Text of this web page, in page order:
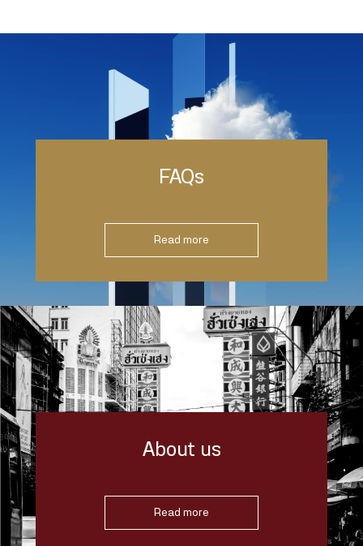
FAQs
Read more
About us
Read more